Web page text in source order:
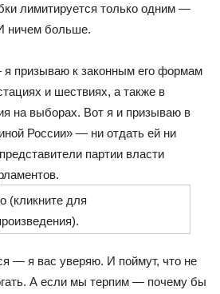
лимитируется только одним —
ничем больше.
призываю к законным его формам
и шествиях, а также в
на выборах. Вот я и призываю в
России» — ни отдать ей ни
партии власти
(кликните для
— я вас уверяю. И поймут, что не
А если мы терпим — почему бы